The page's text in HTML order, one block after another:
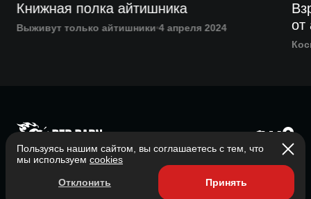
Книжная полка айтишника
Выживут только айтишники 4 апреля 2024
от
Главная
О нас
Пользуясь нашим сайтом, вы соглашаетесь с тем, что
мы используем cookies
Отклонить Принять